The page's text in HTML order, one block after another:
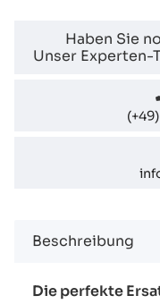
Haben Sie
Unser Experten-
Beschreibung
Die perfekte